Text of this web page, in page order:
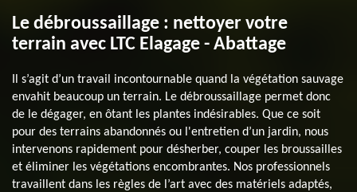
Le débroussaillage : nettoyer votre
terrain avec LTC Elagage - Abattage
Il s’agit d’un travail incontournable quand la végétation sauvage
envahit beaucoup un terrain. Le débroussaillage permet donc
de le dégager, en ôtant les plantes indésirables. Que ce soit
pour des terrains abandonnés ou l'entretien d’un jardin, nous
intervenons rapidement pour désherber, couper les broussailles
et éliminer les végétations encombrantes. Nos professionnels
travaillent dans les règles de l’art avec des matériels adaptés,